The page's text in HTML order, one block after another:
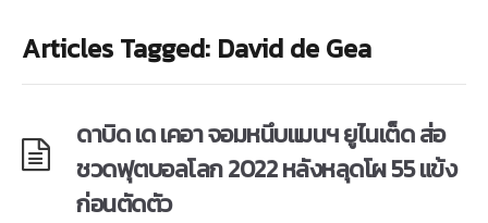
Articles Tagged: David de Gea
ดาบิด เด เคอา จอมหนึบแมนฯ ยูไนเต็ด ส่อ
ชวดฟุตบอลโลก 2022 หลังหลุดโผ 55 แข้ง
ก่อนตัดตัว